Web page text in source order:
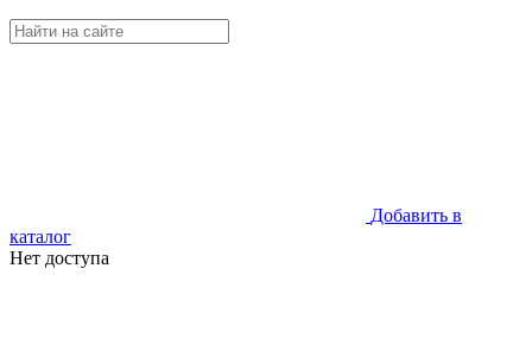
Добавить в
каталог
Нет доступа